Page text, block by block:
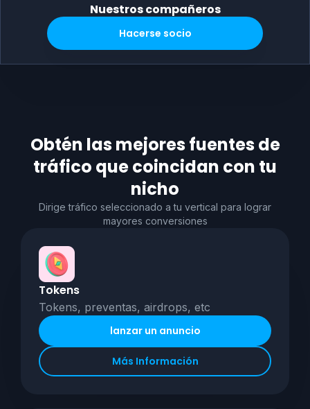
Nuestros compañeros
Hacerse socio
Obtén las mejores fuentes de
tráfico que coincidan con tu
nicho
Dirige tráfico seleccionado a tu vertical para lograr
mayores conversiones
Tokens
Tokens, preventas, airdrops, etc
lanzar un anuncio
Más Información